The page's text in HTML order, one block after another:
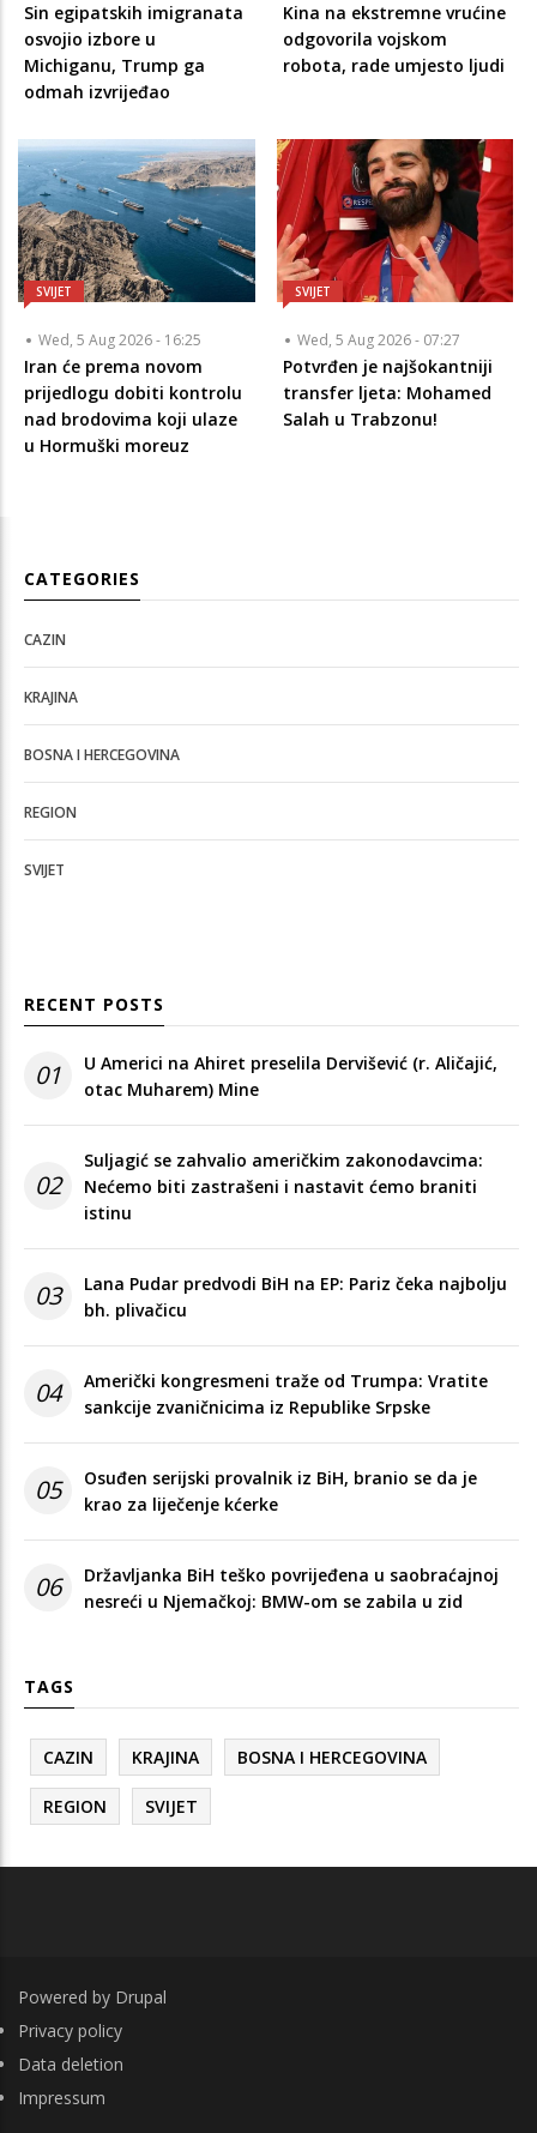
Sin egipatskih imigranata
osvojio izbore u
Michiganu, Trump ga
odmah izvrijeđao
Kina na ekstremne vrućine
odgovorila vojskom
robota, rade umjesto ljudi
SVIJET
Wed, 5 Aug 2026 - 16:25
Iran će prema novom
prijedlogu dobiti kontrolu
nad brodovima koji ulaze
u Hormuški moreuz
SVIJET
Wed, 5 Aug 2026 - 07:27
Potvrđen je najšokantniji
transfer ljeta: Mohamed
Salah u Trabzonu!
CATEGORIES
CAZIN
KRAJINA
BOSNA I HERCEGOVINA
REGION
SVIJET
RECENT POSTS
01
U Americi na Ahiret preselila Dervišević (r. Aličajić,
otac Muharem) Mine
02
Suljagić se zahvalio američkim zakonodavcima:
Nećemo biti zastrašeni i nastavit ćemo braniti
istinu
03
Lana Pudar predvodi BiH na EP: Pariz čeka najbolju
bh. plivačicu
04
Američki kongresmeni traže od Trumpa: Vratite
sankcije zvaničnicima iz Republike Srpske
05
Osuđen serijski provalnik iz BiH, branio se da je
krao za liječenje kćerke
06
Državljanka BiH teško povrijeđena u saobraćajnoj
nesreći u Njemačkoj: BMW-om se zabila u zid
TAGS
CAZIN KRAJINA BOSNA I HERCEGOVINA
REGION SVIJET
Powered by Drupal
FOOTER
Privacy policy
Data deletion
Impressum